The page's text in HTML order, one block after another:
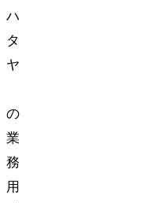
ハ
タ
ヤ
の
業
務
用